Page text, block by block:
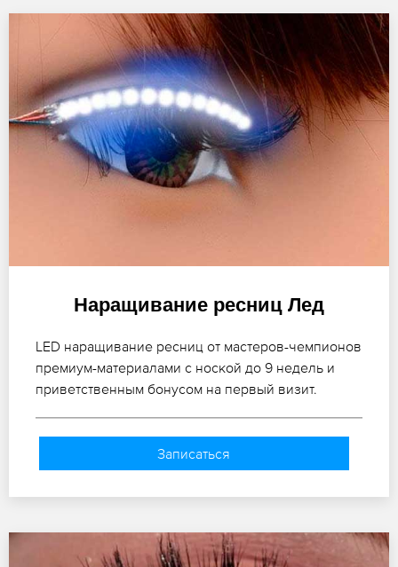
Наращивание ресниц Лед
LED наращивание ресниц от мастеров-чемпионов
премиум-материалами с ноской до 9 недель и
приветственным бонусом на первый визит.
Записаться